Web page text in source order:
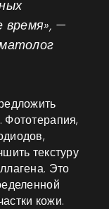
время», —
Фототерапия,
текстуру
Это
кожи.